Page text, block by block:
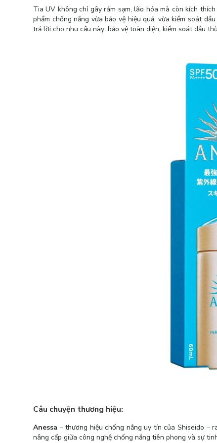
Tia UV không chỉ gây rám sạm, lão hóa mà còn kích
phẩm chống nắng vừa bảo vệ hiệu quả, vừa kiểm soát
trả lời cho nhu cầu này: bảo vệ toàn diện, kiểm soát dầu
Câu chuyện thương hiệu:
Anessa – thương hiệu chống nắng uy tín của Shiseido –
nâng cấp giữa công nghệ chống nắng tiên phong và sự